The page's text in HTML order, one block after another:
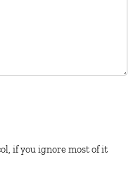
if you ignore most of it